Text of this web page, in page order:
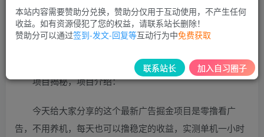
项目揭秘，项目介绍：
今天给大家分享的这个最新广告掘金项目是零撸看广
告，不用养机，每天也可以撸稳定的收益，实测单机一小时
本站内容需要赞助分兑换，赞助分仅用于互动使用，不产生任何
收益。如有资源侵犯了您的权益，请联系站长删除！
赞助分可以通过签到-发文-回复等互动行为中免费获取
联系站长 加入自习圈子